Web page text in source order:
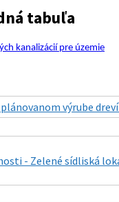
tabuľa
kanalizácií pre územie
výrube
- Zelené sídliská